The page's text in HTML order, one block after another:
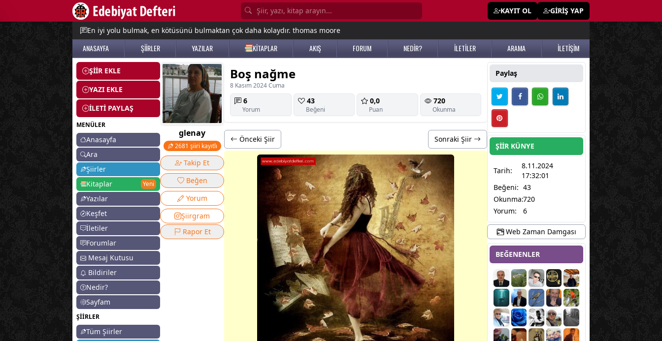
KAYIT OL GİRİŞ YAP
En iyi yolu bulmak, en kötüsünü bulmaktan çok daha kolaydır. thomas moore
ANASAYFA ŞİİRLER YAZILAR KİTAPLAR AKIŞ FORUM NEDİR? İLETİLER ARAMA İLETİŞİM
ŞİİR EKLE
YAZI EKLE
İLETİ PAYLAŞ
MENÜLER
Anasayfa
Ara
Şiirler
Kitaplar
Yeni
Yazılar
Keşfet
İletiler
Forumlar
Mesaj Kutusu
Bildiriler
Nedir?
Sayfam
ŞİİRLER
Tüm Şiirler
glenay
2681 şiiri kayıtlı
Takip Et
Beğen
Yorum
Şiirgram
Rapor Et
Boş nağme
8 Kasım 2024 Cuma
6
Yorum
43
Beğeni
0,0
Puan
720
Okunma
Önceki Şiir Sonraki Şiir
Paylaş
ŞİİR KÜNYE
Tarih:
8.11.2024
17:32:01
Beğeni: 43
Okunma:720
Yorum:
6
Web Zaman Damgası
BEĞENENLER
menu